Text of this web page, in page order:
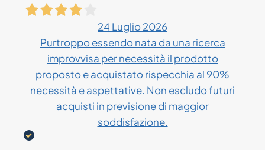
24 Luglio 2026
Purtroppo essendo nata da una ricerca
improvvisa per necessità il prodotto
proposto e acquistato rispecchia al 90%
necessità e aspettative. Non escludo futuri
acquisti in previsione di maggior
soddisfazione.